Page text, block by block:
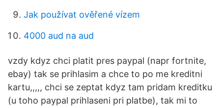
Jak používat ověřené vízem
4000 aud na aud
vzdy kdyz chci platit pres paypal (napr fortnite,
ebay) tak se prihlasim a chce to po me kreditni
kartu,,,,, chci se zeptat kdyz tam pridam kreditku
(u toho paypal prihlaseni pri platbe), tak mi to